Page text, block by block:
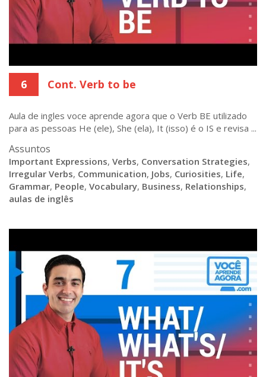
6 Cont. Verb to be
Aula de ingles voce aprende agora que o Verb BE utilizado
para as pessoas He (ele), She (ela), It (isso) é o IS e revisa ...
Assuntos
Important Expressions, Verbs, Conversation Strategies,
Irregular Verbs, Communication, Jobs, Curiosities, Life,
Grammar, People, Vocabulary, Business, Relationships,
aulas de inglês